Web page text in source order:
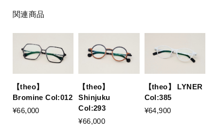
関連商品
【theo】
Bromine Col:012
¥66,000
【theo】
Shinjuku
Col:293
¥66,000
【theo】 LYNER
Col:385
¥64,900